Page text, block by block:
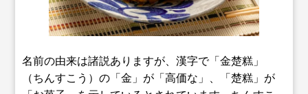
名前の由来は諸説ありますが、漢字で「金楚糕」
（ちんすこう）の「金」が「高価な」、「楚糕」が